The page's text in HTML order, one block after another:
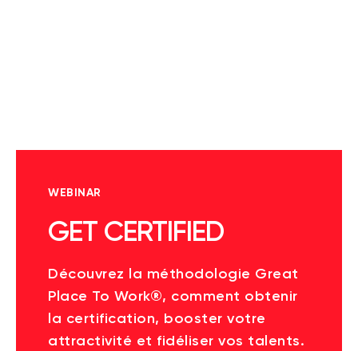
WEBINAR
GET CERTIFIED
Découvrez la méthodologie Great
Place To Work®, comment obtenir
la certification, booster votre
attractivité et fidéliser vos talents.